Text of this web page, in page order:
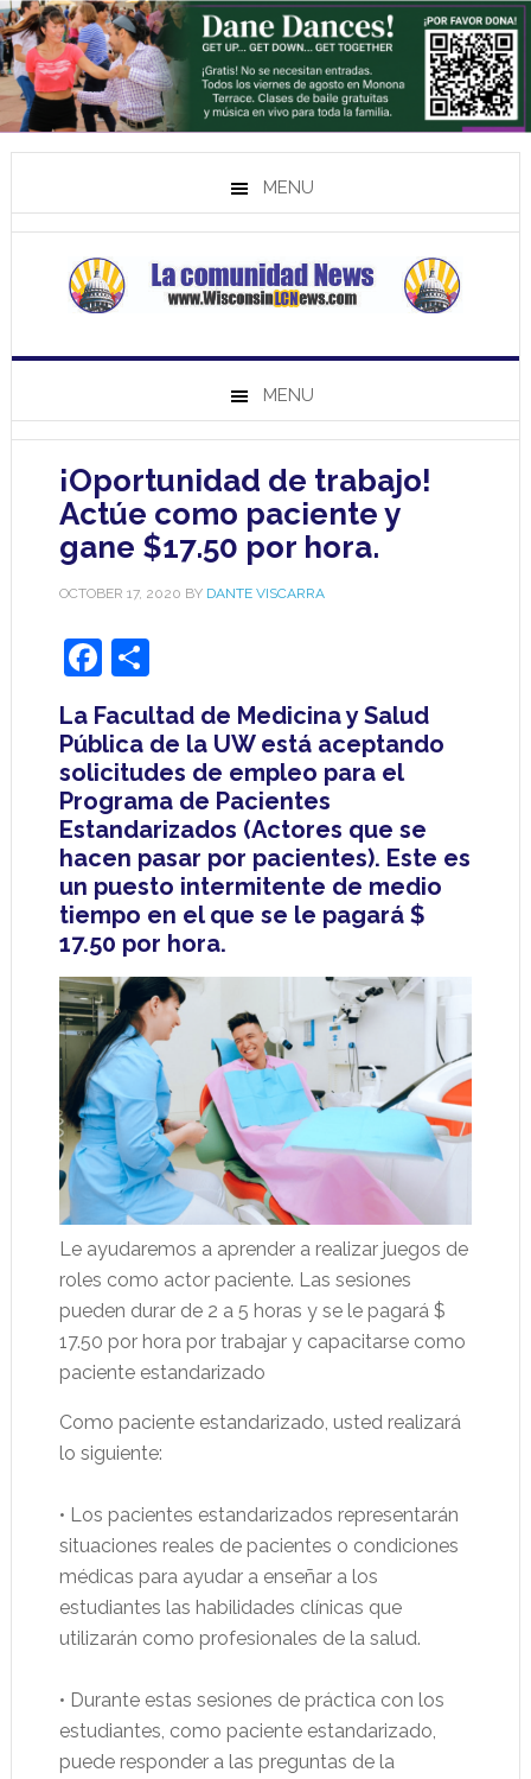
MENU
MENU
¡Oportunidad de trabajo!
Actúe como paciente y
gane $17.50 por hora.
OCTOBER 17, 2020 BY DANTE VISCARRA
Facebook
Share
La Facultad de Medicina y Salud
Pública de la UW está aceptando
solicitudes de empleo para el
Programa de Pacientes
Estandarizados (Actores que se
hacen pasar por pacientes). Este es
un puesto intermitente de medio
tiempo en el que se le pagará $
17.50 por hora.
Le ayudaremos a aprender a realizar juegos de
roles como actor paciente. Las sesiones
pueden durar de 2 a 5 horas y se le pagará $
17.50 por hora por trabajar y capacitarse como
paciente estandarizado
Como paciente estandarizado, usted realizará
lo siguiente:
• Los pacientes estandarizados representarán
situaciones reales de pacientes o condiciones
médicas para ayudar a enseñar a los
estudiantes las habilidades clínicas que
utilizarán como profesionales de la salud.
• Durante estas sesiones de práctica con los
estudiantes, como paciente estandarizado,
puede responder a las preguntas de la